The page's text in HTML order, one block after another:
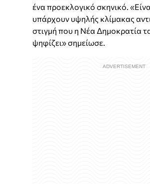
ένα προεκλογικό σκηνικό.
υπάρχουν υψηλής κλίμακας
στιγμή που η Νέα Δημοκρατία
ψηφίζει» σημείωσε.